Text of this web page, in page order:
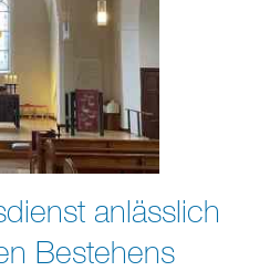
anlässlich
Bestehens